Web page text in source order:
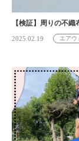
【検証】周りの不織
2025.02.19 エアウ